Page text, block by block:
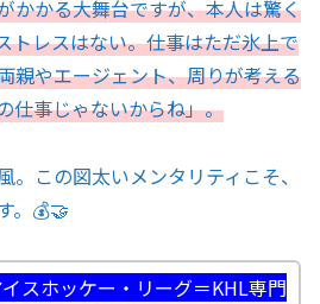
かかる大舞台ですが、本人は驚く
トレスはない。仕事はただ氷上で
親やエージェント、周りが考える
仕事じゃないからね」。
。この図太いメンタリティこそ、
。💰🤝
スホッケー・リーグ＝KHL専門